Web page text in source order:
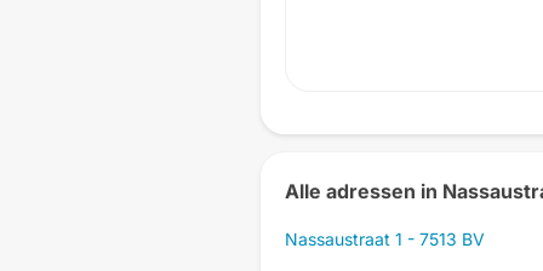
Alle adressen in
Nassaustraat 1 - 7513 BV